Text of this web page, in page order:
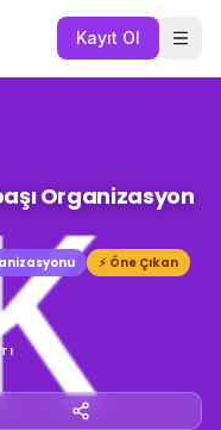
Kayıt Ol
Organizasyon
⚡ Öne Çıkan